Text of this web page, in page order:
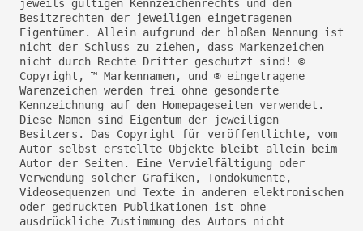
jeweils gültigen Kennzeichenrechts und den
Besitzrechten der jeweiligen eingetragenen
Eigentümer. Allein aufgrund der bloßen Nennung ist
nicht der Schluss zu ziehen, dass Markenzeichen
nicht durch Rechte Dritter geschützt sind! ©
Copyright, ™ Markennamen, und ® eingetragene
Warenzeichen werden frei ohne gesonderte
Kennzeichnung auf den Homepageseiten verwendet.
Diese Namen sind Eigentum der jeweiligen
Besitzers. Das Copyright für veröffentlichte, vom
Autor selbst erstellte Objekte bleibt allein beim
Autor der Seiten. Eine Vervielfältigung oder
Verwendung solcher Grafiken, Tondokumente,
Videosequenzen und Texte in anderen elektronischen
oder gedruckten Publikationen ist ohne
ausdrückliche Zustimmung des Autors nicht